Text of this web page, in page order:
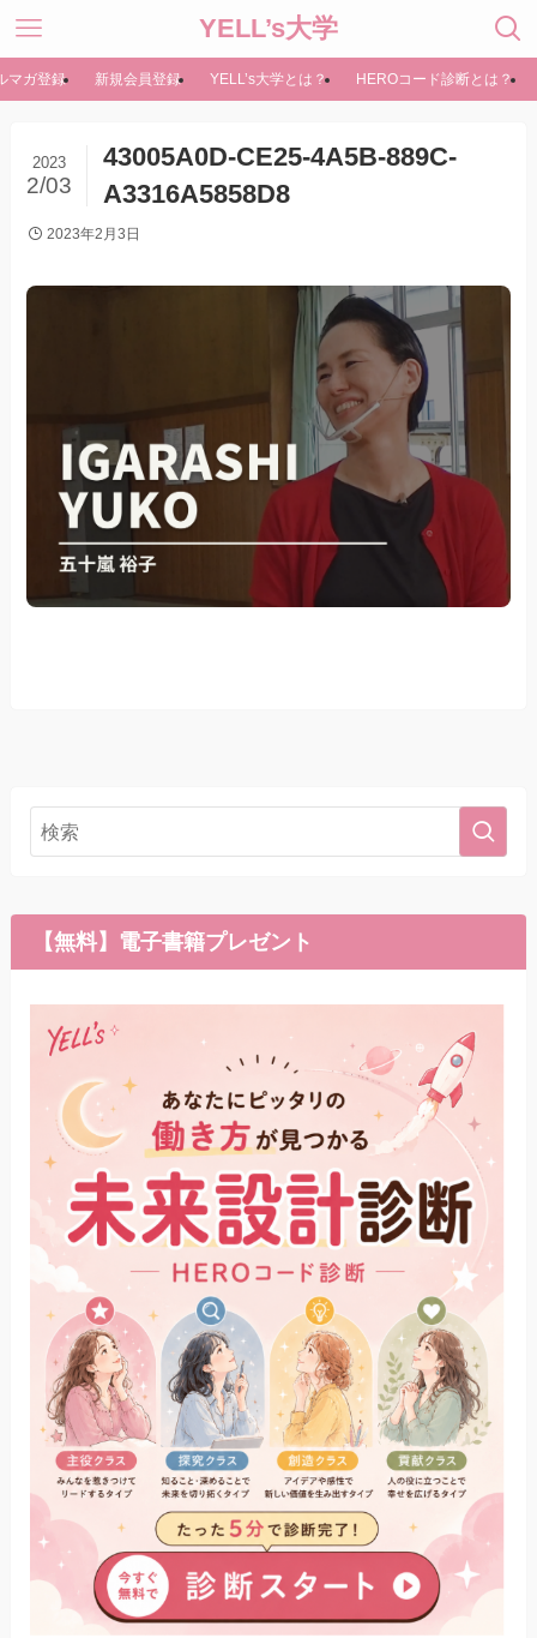
YELL’s大学
マガ登録 新規会員登録 YELL’s大学とは？ HEROコード診断とは？
43005A0D-CE25-4A5B-889C-
A3316A5858D8
2023
2/03
2023年2月3日
【無料】電子書籍プレゼント